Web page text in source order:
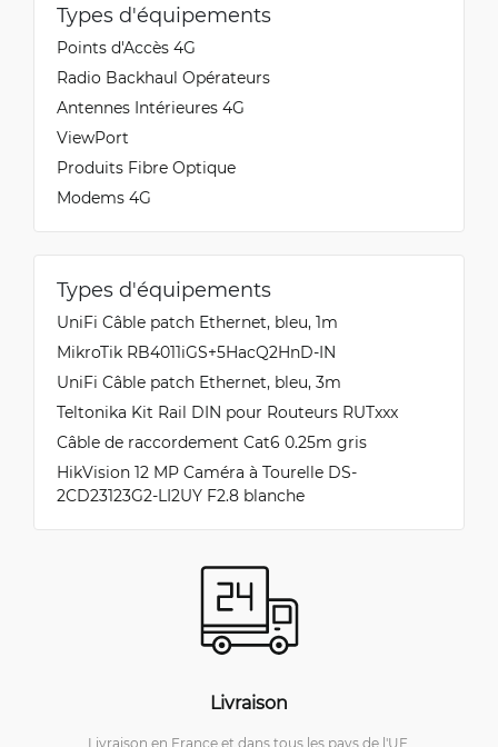
Types d'équipements
Points d'Accès 4G
Radio Backhaul Opérateurs
Antennes Intérieures 4G
ViewPort
Produits Fibre Optique
Modems 4G
Types d'équipements
UniFi Câble patch Ethernet, bleu, 1m
MikroTik RB4011iGS+5HacQ2HnD-IN
UniFi Câble patch Ethernet, bleu, 3m
Teltonika Kit Rail DIN pour Routeurs RUTxxx
Câble de raccordement Cat6 0.25m gris
HikVision 12 MP Caméra à Tourelle DS-
2CD23123G2-LI2UY F2.8 blanche
Livraison
Livraison en France et dans tous les pays de l'UE.